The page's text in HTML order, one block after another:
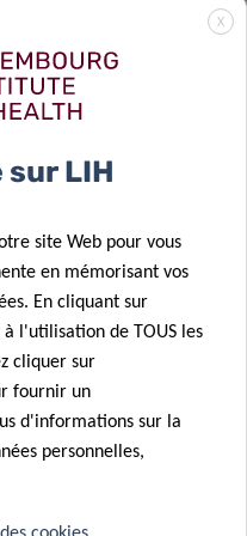
02 Fév 2026
Résultats de
FNR 2025
11 Déc 2025
OBEClust: une
union d’efforts
prévention de
l’obésité.
28 Nov 2025
Une étude du
LIH révèle
certains
chimiques
X
LIH
site Web pour vous
en mémorisant vos
En cliquant sur
l'utilisation de TOUS les
cliquer sur
fournir un
d'informations sur la
personnelles,